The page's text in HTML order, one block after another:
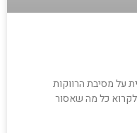
על מסיבת הרווקות
לקרוא כל מה שאסור